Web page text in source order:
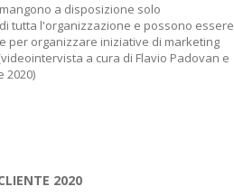
a disposizione solo
tutta l'organizzazione e possono essere
per organizzare iniziative di marketing
a cura di Flavio Padovan e
2020)
2020